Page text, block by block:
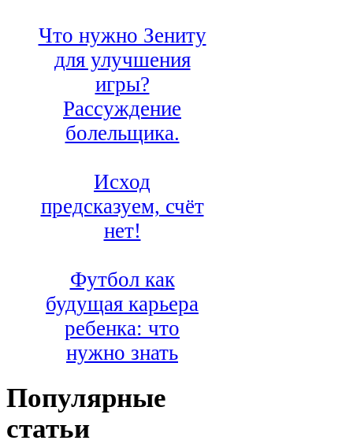
Что нужно Зениту
для улучшения
игры?
Рассуждение
болельщика.
Исход
предсказуем, счёт
нет!
Футбол как
будущая карьера
ребенка: что
нужно знать
Популярные
статьи